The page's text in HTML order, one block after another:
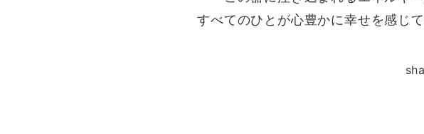
すべてのひとが心豊かに幸せを感じ